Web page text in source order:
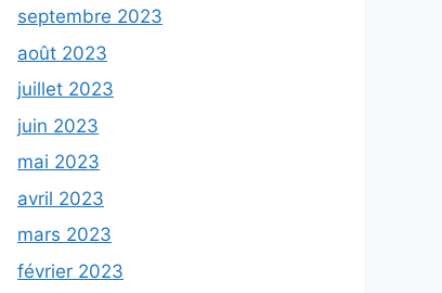
septembre 2023
août 2023
juillet 2023
juin 2023
mai 2023
avril 2023
mars 2023
février 2023